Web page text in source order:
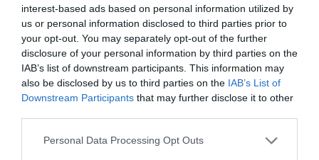
interest-based ads based on personal information utilized by
us or personal information disclosed to third parties prior to
your opt-out. You may separately opt-out of the further
disclosure of your personal information by third parties on the
IAB’s list of downstream participants. This information may
also be disclosed by us to third parties on the IAB’s List of
Downstream Participants that may further disclose it to other
Personal Data Processing Opt Outs
Senast uppladdade video